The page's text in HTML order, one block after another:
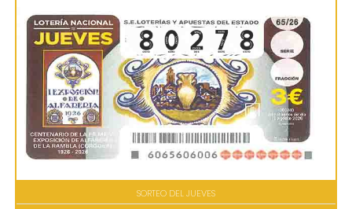
SORTEO DEL JUEVES